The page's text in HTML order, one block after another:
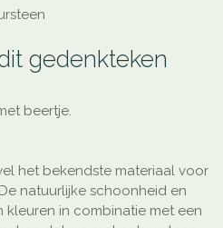
gedenkteken
beertje.
het bekendste materiaal voor
natuurlijke schoonheid en
kleuren in combinatie met een